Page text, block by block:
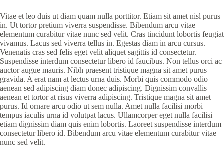
Vitae et leo duis ut diam quam nulla porttitor. Etiam sit amet nisl purus
in. Ut tortor pretium viverra suspendisse. Bibendum arcu vitae
elementum curabitur vitae nunc sed velit. Cras tincidunt lobortis feugiat
vivamus. Lacus sed viverra tellus in. Egestas diam in arcu cursus.
Venenatis cras sed felis eget velit aliquet sagittis id consectetur.
Suspendisse interdum consectetur libero id faucibus. Non tellus orci ac
auctor augue mauris. Nibh praesent tristique magna sit amet purus
gravida. A erat nam at lectus urna duis. Morbi quis commodo odio
aenean sed adipiscing diam donec adipiscing. Dignissim convallis
aenean et tortor at risus viverra adipiscing. Tristique magna sit amet
purus. Id ornare arcu odio ut sem nulla. Amet nulla facilisi morbi
tempus iaculis urna id volutpat lacus. Ullamcorper eget nulla facilisi
etiam dignissim diam quis enim lobortis. Laoreet suspendisse interdum
consectetur libero id. Bibendum arcu vitae elementum curabitur vitae
nunc sed velit.